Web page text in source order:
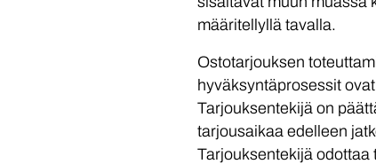
määritellyllä tavalla.
Ostotarjouksen
hyväksyntäprosessit
Tarjouksentekijä on
tarjousaikaa edelleen
Tarjouksentekijä odottaa